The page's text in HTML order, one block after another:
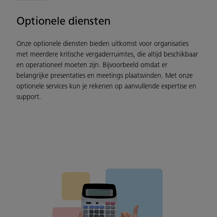
Optionele diensten
Onze optionele diensten bieden uitkomst voor organisaties
met meerdere kritische vergaderruimtes, die altijd beschikbaar
en operationeel moeten zijn. Bijvoorbeeld omdat er
belangrijke presentaties en meetings plaatsvinden. Met onze
optionele services kun je rekenen op aanvullende expertise en
support.